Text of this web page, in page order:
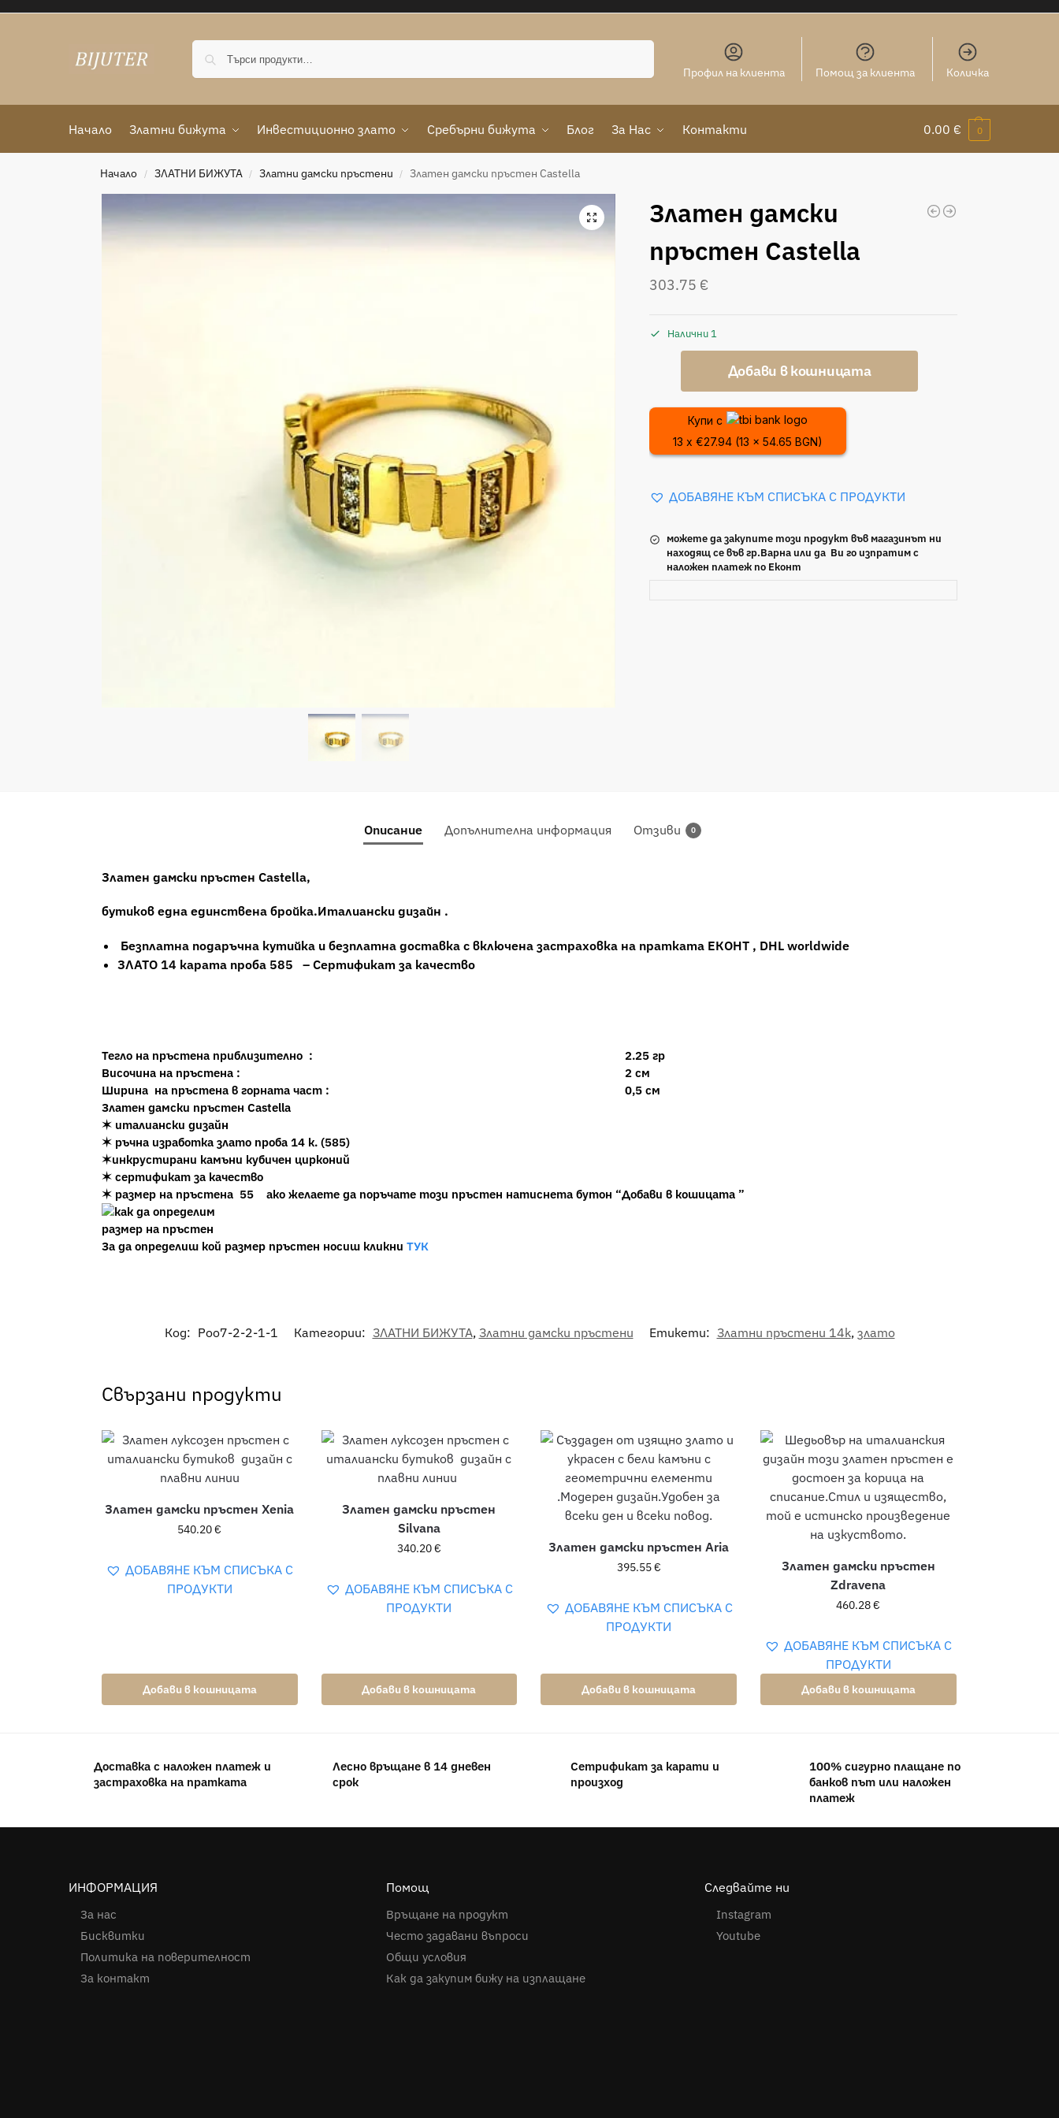
Профил на клиента Помощ за клиента Количка
Начало Златни бижута Инвестиционно злато Сребърни бижута Блог За Нас Контакти 0.00 € 0
Начало / ЗЛАТНИ БИЖУТА / Златни дамски пръстени / Златен дамски пръстен Castella
Златен дамски
пръстен Castella
303.75 €
Налични 1
Добави в кошницата
Купи с
13 x €27.94 (13 x 54.65 BGN)
ДОБАВЯНЕ КЪМ СПИСЪКА С ПРОДУКТИ
можете да закупите този продукт във магазинът ни
находящ се във гр.Варна или да Ви го изпратим с
наложен платеж по Еконт
Описание Допълнителна информация Отзиви 0
Златен дамски пръстен Castella,
бутиков една единствена бройка.Италиански дизайн .
Безплатна подаръчна кутийка и безплатна доставка с включена застраховка на пратката ЕКОНТ , DHL worldwide
ЗЛАТО 14 карата проба 585 – Сертификат за качество
Тегло на пръстена приблизително :
2.25 гр
Височина на пръстена :
2 см
Ширина на пръстена в горната част :
0,5 см
Златен дамски пръстен Castella
✶ италиански дизайн
✶ ръчна изработка злато проба 14 к. (585)
✶инкрустирани камъни кубичен цирконий
✶ сертификат за качество
✶ размер на пръстена 55
aко желаете да поръчате този пръстен натиснета бутон “Добави в кошицата ”
За да определиш кой размер пръстен носиш кликни ТУК
Код: Poo7-2-2-1-1 Категории: ЗЛАТНИ БИЖУТА, Златни дамски пръстени Етикети: Златни пръстени 14k, злато
Свързани продукти
Златен дамски пръстен Xenia
540.20€
Добави в кошницата
ДОБАВЯНЕ КЪМ СПИСЪКА С
ПРОДУКТИ
Златен дамски пръстен
Silvana
340.20€
Добави в кошницата
ДОБАВЯНЕ КЪМ СПИСЪКА С
ПРОДУКТИ
Златен дамски пръстен Aria
395.55€
Добави в кошницата
ДОБАВЯНЕ КЪМ СПИСЪКА С
ПРОДУКТИ
Златен дамски пръстен
Zdravena
460.28€
Добави в кошницата
ДОБАВЯНЕ КЪМ СПИСЪКА С
ПРОДУКТИ
Доставка с наложен платеж и
застраховка на пратката
Лесно връщане в 14 дневен
срок
Сетрификат за карати и
произход
100% сигурно плащане по
банков път или наложен
платеж
ИНФОРМАЦИЯ
За нас
Бисквитки
Политика на поверителност
За контакт
Помощ
Връщане на продукт
Често задавани въпроси
Общи условия
Как да закупим бижу на изплащане
Следвайте ни
Instagram
Youtube